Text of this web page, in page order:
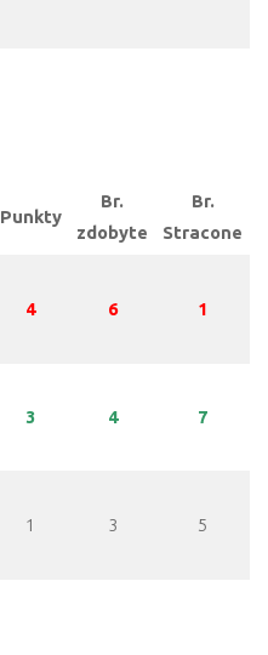
Punkty
Br.
zdobyte
Br.
Stracone
4 6 1
3 4 7
1 3 5